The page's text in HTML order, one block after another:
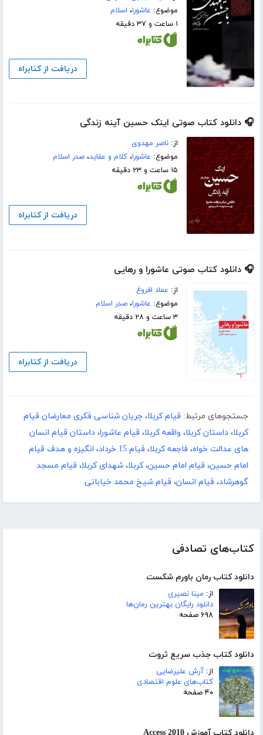
کتاب‌های تصادفی
دانلود کتاب رمان باورم شکست
از: مینا نصیری
دانلود رایگان بهترین رمان‌ها
۶۹۸ صفحه
دانلود کتاب جذب سریع ثروت
از: آرش علیرضایی
کتاب‌های علوم اقتصادی
۴۰ صفحه
موضوع: عاشورا، اسلام
۱ ساعت و ۳۷ دقیقه
دریافت از کتابراه
🎧 دانلود کتاب صوتی اینک حسین آینه زندگی
از:ناصر مهدوی
موضوع: عاشورا،کلام و عقاید،صدر اسلام
۱۵ ساعت و ۲۳ دقیقه
دریافت از کتابراه
🎧 دانلود کتاب صوتی عاشورا و رهایی
از: عماد افروغ
موضوع: عاشورا،صدر اسلام
۳ ساعت و ۲۸ دقیقه
دریافت از کتابراه
جستجوهای مرتبط: قیام کربلا، جریان شناسی فکری معارضان قیام
کربلا، داستان کربلا، واقعه کربلا، قیام عاشورا، داستان قیام انسان
های عدالت خواه، فاجعه کربلا، قیام 15 خرداد ، انگیزه و هدف قیام
امام حسین، قیام امام حسین،کربلا، شهدای کربلا، قیام مسجد
گوهرشاد، قیام انسان، قیام شیخ محمد خیابانی